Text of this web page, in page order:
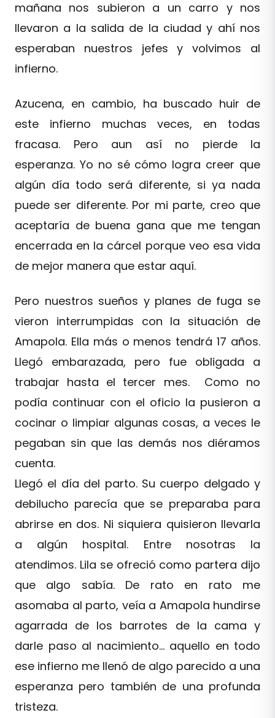
mañana nos subieron a un carro y nos
llevaron a la salida de la ciudad y ahí nos
esperaban nuestros jefes y volvimos al
infierno.
Azucena, en cambio, ha buscado huir de
este infierno muchas veces, en todas
fracasa. Pero aun así no pierde la
esperanza. Yo no sé cómo logra creer que
algún día todo será diferente, si ya nada
puede ser diferente. Por mi parte, creo que
aceptaría de buena gana que me tengan
encerrada en la cárcel porque veo esa vida
de mejor manera que estar aquí.
Pero nuestros sueños y planes de fuga se
vieron interrumpidas con la situación de
Amapola. Ella más o menos tendrá 17 años.
Llegó embarazada, pero fue obligada a
trabajar hasta el tercer mes. Como no
podía continuar con el oficio la pusieron a
cocinar o limpiar algunas cosas, a veces le
pegaban sin que las demás nos diéramos
cuenta.
Llegó el día del parto. Su cuerpo delgado y
debilucho parecía que se preparaba para
abrirse en dos. Ni siquiera quisieron llevarla
a algún hospital. Entre nosotras la
atendimos. Lila se ofreció como partera dijo
que algo sabía. De rato en rato me
asomaba al parto, veía a Amapola hundirse
agarrada de los barrotes de la cama y
darle paso al nacimiento… aquello en todo
ese infierno me llenó de algo parecido a una
esperanza pero también de una profunda
tristeza.